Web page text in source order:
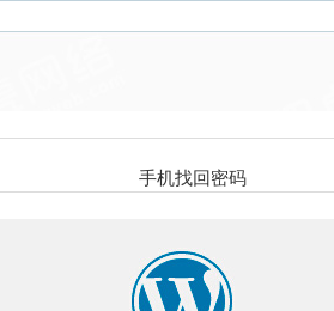
手机找回密码